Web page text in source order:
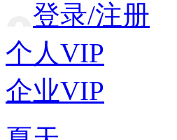
登录/注册
个人VIP
企业VIP